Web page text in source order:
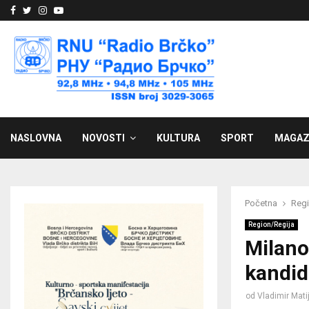
Facebook
Twitter
Instagram
Youtube
NASLOVNA NOVOSTI KULTURA SPORT
Početna
Region/Regija
od Vladimir